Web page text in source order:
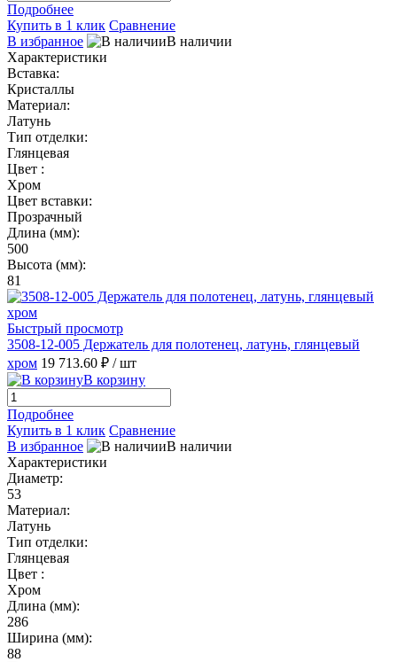
Подробнее
Купить в 1 клик Сравнение
В избранное
В наличии
Характеристики
Вставка:
Кристаллы
Материал:
Латунь
Тип отделки:
Глянцевая
Цвет :
Хром
Цвет вставки:
Прозрачный
Длина (мм):
500
Высота (мм):
81
Быстрый просмотр
3508-12-005 Держатель для полотенец, латунь, глянцевый
хром 19 713.60 ₽ / шт
В корзину
Подробнее
Купить в 1 клик Сравнение
В избранное
В наличии
Характеристики
Диаметр:
53
Материал:
Латунь
Тип отделки:
Глянцевая
Цвет :
Хром
Длина (мм):
286
Ширина (мм):
88